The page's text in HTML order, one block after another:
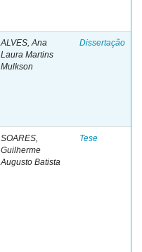
ALVES, Ana
Laura Martins
Mulkson
Dissertação
SOARES,
Guilherme
Augusto Batista
Tese